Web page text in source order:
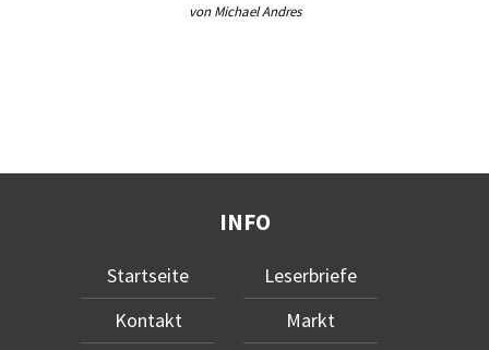
von Michael Andres
INFO
Startseite
Kontakt
Leserbriefe
Markt